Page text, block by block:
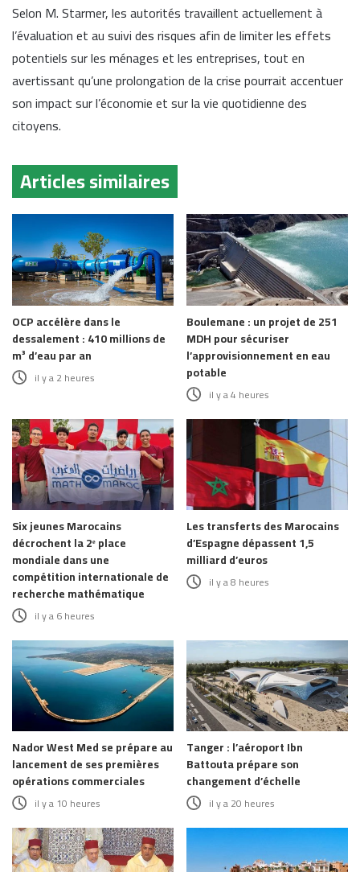
Selon M. Starmer, les autorités travaillent actuellement à
l’évaluation et au suivi des risques afin de limiter les effets
potentiels sur les ménages et les entreprises, tout en
avertissant qu’une prolongation de la crise pourrait accentuer
son impact sur l’économie et sur la vie quotidienne des
citoyens.
Articles similaires
OCP accélère dans le
dessalement : 410 millions de
m³ d’eau par an
il y a 2 heures
Boulemane : un projet de 251
MDH pour sécuriser
l’approvisionnement en eau
potable
il y a 4 heures
Six jeunes Marocains
décrochent la 2ᵉ place
mondiale dans une
compétition internationale de
recherche mathématique
il y a 6 heures
Les transferts des Marocains
d’Espagne dépassent 1,5
milliard d’euros
il y a 8 heures
Nador West Med se prépare au
lancement de ses premières
opérations commerciales
il y a 10 heures
Tanger : l’aéroport Ibn
Battouta prépare son
changement d’échelle
il y a 20 heures